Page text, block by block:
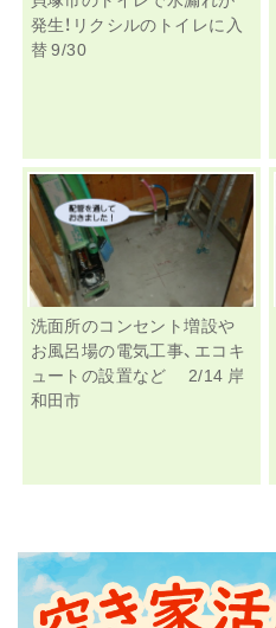
発生！リクシルのトイレに入
替 9/30
洗面所のコンセント増設や
お風呂場の電気工事、エコキ
ュートの設置など 2/14 岸
和田市